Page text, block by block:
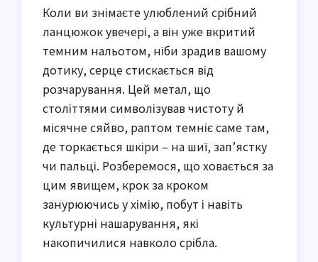
Коли ви знімаєте улюблений срібний
ланцюжок увечері, а він уже вкритий
темним нальотом, ніби зрадив вашому
дотику, серце стискається від
розчарування. Цей метал, що
століттями символізував чистоту й
місячне сяйво, раптом темніє саме там,
де торкається шкіри – на шиї, зап’ястку
чи пальці. Розберемося, що ховається за
цим явищем, крок за кроком
занурюючись у хімію, побут і навіть
культурні нашарування, які
накопичилися навколо срібла.